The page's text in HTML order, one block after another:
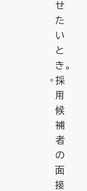
せ
た
い
と
き。
採
用
候
補
者
の
面
接